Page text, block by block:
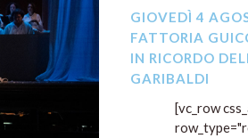
GIOVEDÌ 4
FATTORIA
IN RICORDO
GARIBALDI
[vc_row